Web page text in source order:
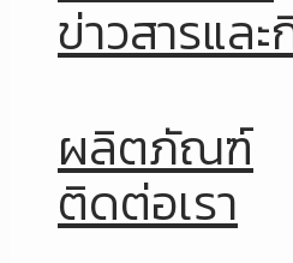
ข่าวสารแล
ผลิตภัณฑ์
ติดต่อเรา